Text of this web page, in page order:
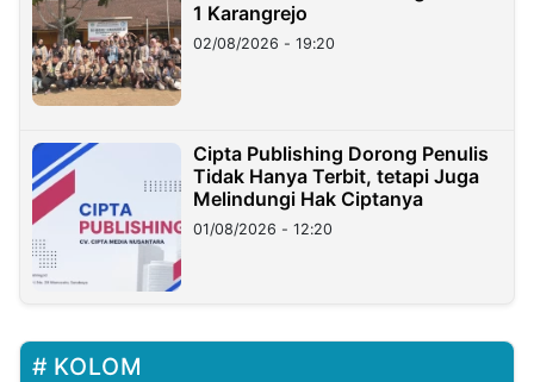
1 Karangrejo
02/08/2026 - 19:20
Cipta Publishing Dorong Penulis
Tidak Hanya Terbit, tetapi Juga
Melindungi Hak Ciptanya
01/08/2026 - 12:20
KOLOM